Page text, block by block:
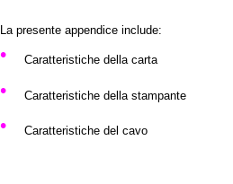
La presente appendice include:
• Caratteristiche della carta
• Caratteristiche della stampante
• Caratteristiche del cavo